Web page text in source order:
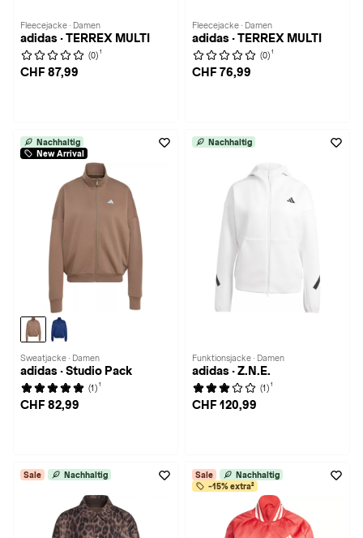
Fleecejacke · Damen
adidas · TERREX MULTI
(0) 1
CHF 87,99
Fleecejacke · Damen
adidas · TERREX MULTI
(0) 1
CHF 76,99
Nachhaltig
New Arrival
Sweatjacke · Damen
adidas · Studio Pack
(1) 1
CHF 82,99
Nachhaltig
Funktionsjacke · Damen
adidas · Z.N.E.
(1) 1
CHF 120,99
Sale Nachhaltig Sale
Nachhaltig
-15% extra²